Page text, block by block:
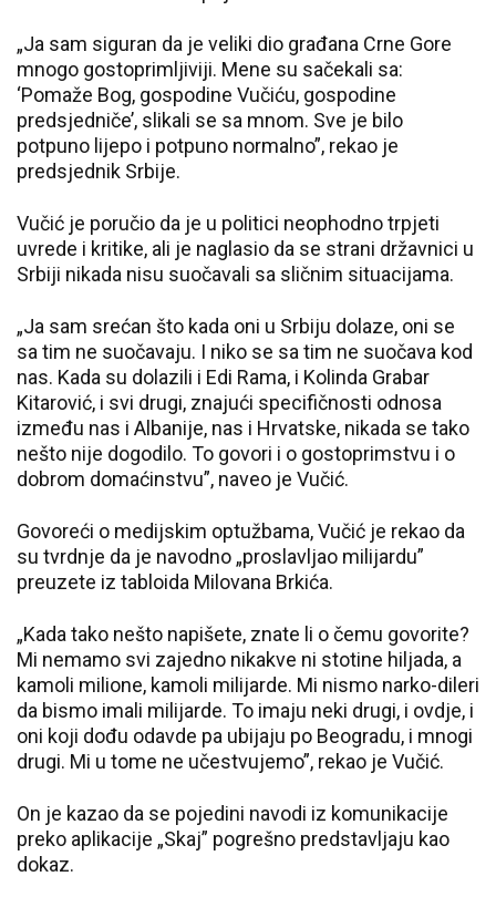
„Ja sam siguran da je veliki dio građana Crne Gore
mnogo gostoprimljiviji. Mene su sačekali sa:
‘Pomaže Bog, gospodine Vučiću, gospodine
predsjedniče’, slikali se sa mnom. Sve je bilo
potpuno lijepo i potpuno normalno”, rekao je
predsjednik Srbije.
Vučić je poručio da je u politici neophodno trpjeti
uvrede i kritike, ali je naglasio da se strani državnici u
Srbiji nikada nisu suočavali sa sličnim situacijama.
„Ja sam srećan što kada oni u Srbiju dolaze, oni se
sa tim ne suočavaju. I niko se sa tim ne suočava kod
nas. Kada su dolazili i Edi Rama, i Kolinda Grabar
Kitarović, i svi drugi, znajući specifičnosti odnosa
između nas i Albanije, nas i Hrvatske, nikada se tako
nešto nije dogodilo. To govori i o gostoprimstvu i o
dobrom domaćinstvu”, naveo je Vučić.
Govoreći o medijskim optužbama, Vučić je rekao da
su tvrdnje da je navodno „proslavljao milijardu”
preuzete iz tabloida Milovana Brkića.
„Kada tako nešto napišete, znate li o čemu govorite?
Mi nemamo svi zajedno nikakve ni stotine hiljada, a
kamoli milione, kamoli milijarde. Mi nismo narko-dileri
da bismo imali milijarde. To imaju neki drugi, i ovdje, i
oni koji dođu odavde pa ubijaju po Beogradu, i mnogi
drugi. Mi u tome ne učestvujemo”, rekao je Vučić.
On je kazao da se pojedini navodi iz komunikacije
preko aplikacije „Skaj” pogrešno predstavljaju kao
dokaz.